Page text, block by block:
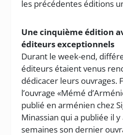
les précédentes éditions
Une cinquième édition
éditeurs exceptionnels
Durant le week-end,
éditeurs étaient venus
dédicacer leurs ouvrages.
l’ouvrage «Mémé
publié en arménien chez
Minassian qui a publiée il
semaines son dernier